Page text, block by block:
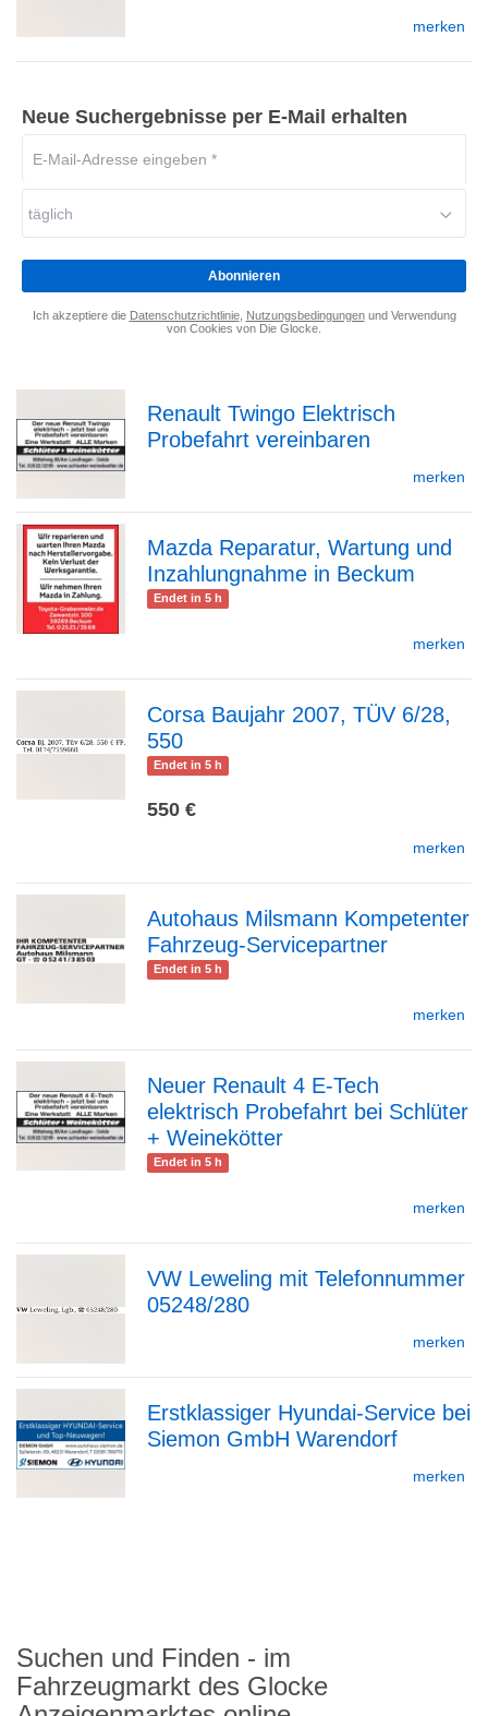
merken
Neue Suchergebnisse per E-Mail erhalten
Adresse
*
täglich
Abonnieren
Ich akzeptiere die Datenschutzrichtlinie, Nutzungsbedingungenund Verwendung
von Cookies von Die Glocke.
zur
Detailseite
Renault Twingo Elektrisch
Probefahrt vereinbaren
merken
Mazda Reparatur, Wartung und
Inzahlungnahme in Beckum
Endet in 5 h
merken
zur
Corsa Baujahr 2007, TÜV 6/28,
550
Endet in 5 h
550 €
merken
Autohaus Milsmann Kompetenter
Fahrzeug-Servicepartner
Endet in 5 h
merken
zur
Neuer Renault 4 E-Tech
elektrisch Probefahrt bei Schlüter
+ Weinekötter
Endet in 5 h
merken
zur
Detailseite
VW Leweling mit Telefonnummer
05248/280
merken
zur
Erstklassiger Hyundai-Service bei
Siemon GmbH Warendorf
merken
oben
Suchen und Finden - im
Fahrzeugmarkt des Glocke